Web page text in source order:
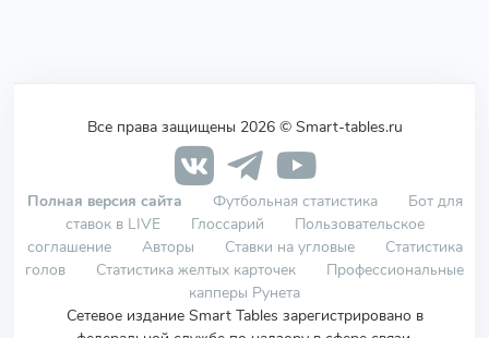
Все права защищены 2026 © Smart-tables.ru
Полная версия сайта Футбольная статистика
Бот для
ставок в LIVE
Глоссарий
Пользовательское
соглашение
Авторы Ставки на угловые
Статистика
голов
Статистика желтых карточек
Профессиональные
капперы Рунета
Сетевое издание Smart Tables зарегистрировано в